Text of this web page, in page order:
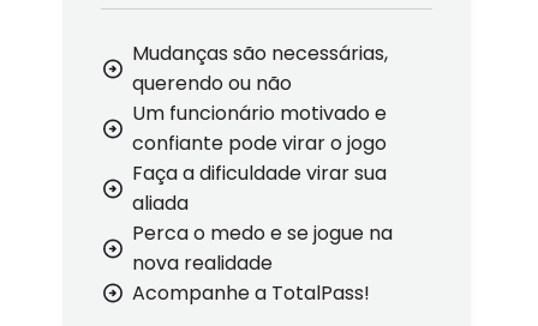
Mudanças são necessárias,
querendo ou não
Um funcionário motivado e
confiante pode virar o jogo
Faça a dificuldade virar sua
aliada
Perca o medo e se jogue na
nova realidade
Acompanhe a TotalPass!